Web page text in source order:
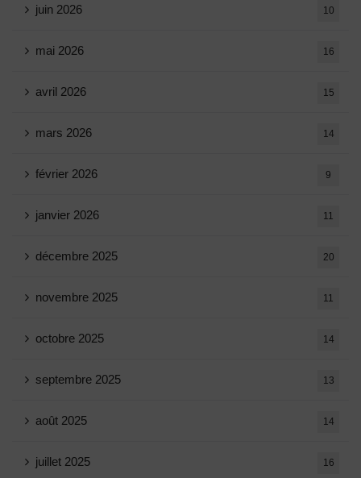
juin 2026 10
mai 2026 16
avril 2026 15
mars 2026 14
février 2026 9
janvier 2026 11
décembre 2025 20
novembre 2025 11
octobre 2025 14
septembre 2025 13
août 2025 14
juillet 2025 16